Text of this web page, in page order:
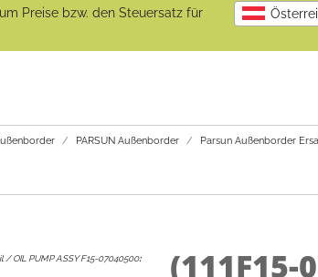
Preise bzw. den Steuersatz für
PARSUN Außenborder Parsun Außenborder
/ OIL PUMP ASSY F15-07040500: (111F15-